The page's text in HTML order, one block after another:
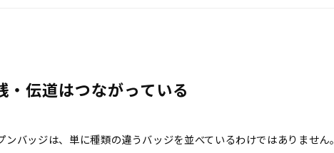
・伝道はつながっている
ンバッジは、単に種類の違うバッジを並べているわけではありません。